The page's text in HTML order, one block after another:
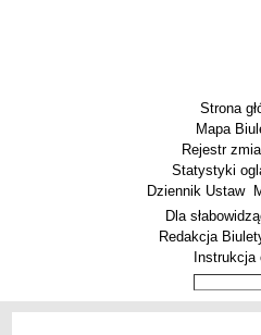
Strona
Mapa
Rejestr
Statystyki
Dziennik Ustaw
Menu dodatkowe
Dla
Redakcja
Instrukcja